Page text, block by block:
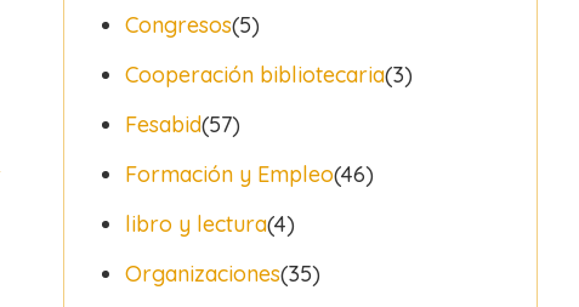
Congresos(5)
Cooperación bibliotecaria(3)
Fesabid(57)
Formación y Empleo(46)
libro y lectura(4)
Organizaciones(35)